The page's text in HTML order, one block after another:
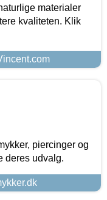
materialer
kvaliteten. Klik
piercinger og
deres udvalg.